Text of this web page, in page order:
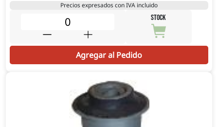
Precios expresados con IVA incluido
STOCK
Agregar al Pedido